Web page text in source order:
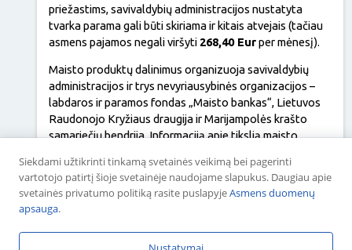
priežastims, savivaldybių administracijos nustatyta
tvarka parama gali būti skiriama ir kitais atvejais (tačiau
asmens pajamos negali viršyti 268,40 Eurper mėnesį).
Maisto produktų dalinimus organizuoja savivaldybių
administracijos ir trys nevyriausybinės organizacijos –
labdaros ir paramos fondas „Maisto bankas“, Lietuvos
Raudonojo Kryžiaus draugija ir Marijampolės krašto
samariečių bendrija. Informaciją apie tikslią maisto
gyventojai gali rasti savivaldybių administracijų ir
„Maisto banko“ interneto puslapiuose bei Marijampolės
krašto samariečių bendrijos „Facebook“ paskyroje.
Projektas finansuojamas Europos pagalbos labiausiai
skurstantiems asmenims fondo (EPLSAF) lėšomis
Siekdami užtikrinti tinkamą svetainės veikimą bei pagerinti
vartotojo patirtį šioje svetainėje naudojame slapukus. Daugiau apie
svetainės privatumo politiką rasite puslapyjeAsmens duomenų
apsauga.